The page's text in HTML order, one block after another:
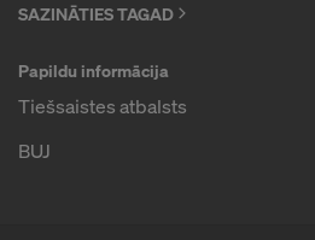
SAZINĀTIES TAGAD
Papildu informācija
Tiešsaistes atbalsts
BUJ